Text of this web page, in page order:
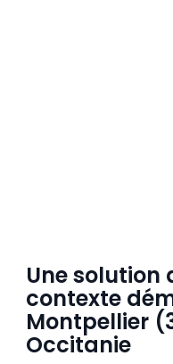
Une solution
contexte
Montpellier
Occitanie